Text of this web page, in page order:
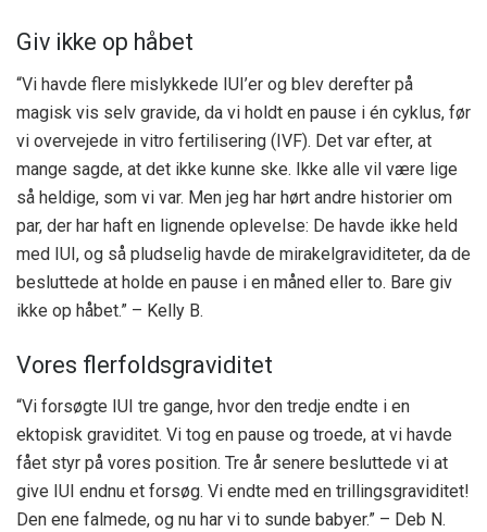
Giv ikke op håbet
“Vi havde flere mislykkede IUI’er og blev derefter på
magisk vis selv gravide, da vi holdt en pause i én cyklus, før
vi overvejede in vitro fertilisering (IVF). Det var efter, at
mange sagde, at det ikke kunne ske. Ikke alle vil være lige
så heldige, som vi var. Men jeg har hørt andre historier om
par, der har haft en lignende oplevelse: De havde ikke held
med IUI, og så pludselig havde de mirakelgraviditeter, da de
besluttede at holde en pause i en måned eller to. Bare giv
ikke op håbet.” – Kelly B.
Vores flerfoldsgraviditet
“Vi forsøgte IUI tre gange, hvor den tredje endte i en
ektopisk graviditet. Vi tog en pause og troede, at vi havde
fået styr på vores position. Tre år senere besluttede vi at
give IUI endnu et forsøg. Vi endte med en trillingsgraviditet!
Den ene falmede, og nu har vi to sunde babyer.” – Deb N.